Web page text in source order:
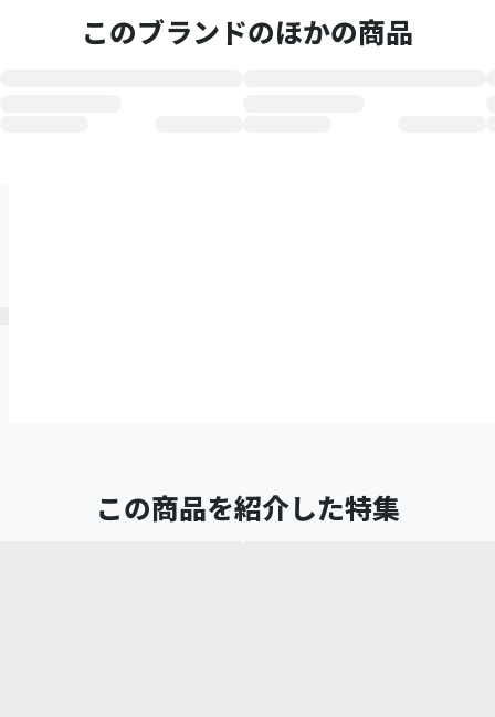
このブランドのほかの商品
この商品を紹介した特集